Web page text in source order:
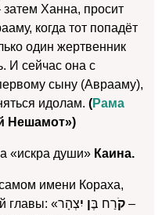
Ханна, просит
когда тот попадёт
один жертвенник
И сейчас она с
сыну (Аврааму),
идолам. (Рама
Нешамот»)
«искра души» Каина.
имени Кораха,
главы: «
קֹרַח בֶּן יִצְהָר –